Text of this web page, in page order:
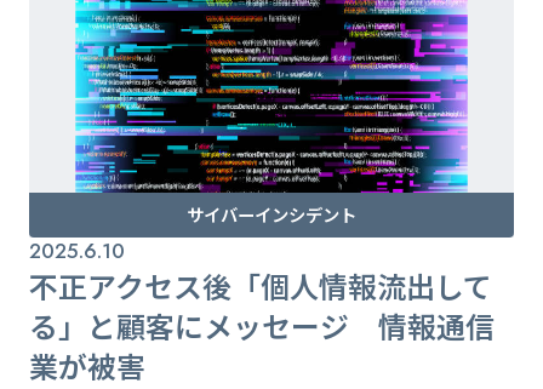
サイバーインシデント
2025.6.10
不正アクセス後「個人情報流出して
る」と顧客にメッセージ 情報通信
業が被害